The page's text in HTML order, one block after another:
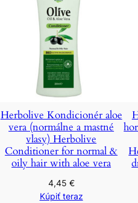
Herbolive Kondicionér aloe
vera (normálne a mastné
vlasy) Herbolive
Conditioner for normal &
oily hair with aloe vera
4,45 €
Kúpiť teraz